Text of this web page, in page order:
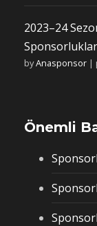
2023–24
Sponsorluklar
byAnasponsor |
Önemli